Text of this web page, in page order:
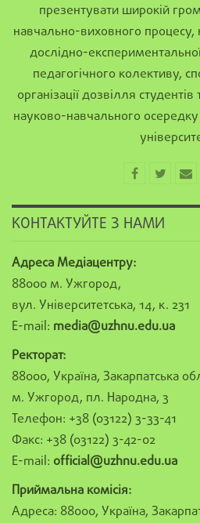
презентувати широкій
навчально-виховного процесу,
дослідно-
педагогічного колективу,
організації дозвілля
науково-навчального
КОНТАКТУЙТЕ З НАМИ
Адреса Медіацентру:
88000 м. Ужгород,
вул. Університетська, 14, к. 231
E-mail: media@uzhnu.edu.ua
Ректорат:
88000, Україна, Закарпатська
м. Ужгород, пл. Народна, 3
Телефон: +38 (03122) 3-33-41
Факс: +38 (03122) 3-42-02
E-mail: official@uzhnu.edu.ua
Приймальна комісія:
Адреса: 88000, Україна,